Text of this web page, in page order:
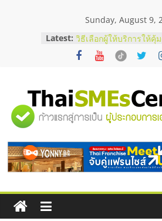
Sunday, August 9,
Latest: บริษัท Cybersecurity ใ
วิธีเลือกผู้ให้บริการให้คุ้
โจทย์ธุรกิจ
สัมมนาออนไลน์ โอกาส
บริการน้ำมัน Shell
สัมมนาลงทุน แฟรนไช
ไชส์ ครั้งที่ 8
ร้านเครื่องเสียงคุณภาพ
โซลูชันระบบภาพและเ
"ศูนย์
รวม
ข้อมูล